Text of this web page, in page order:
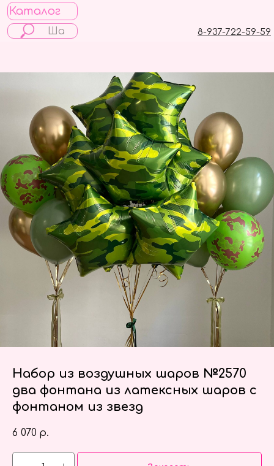
Каталог
8-937-722-59-59
Набор из воздушных шаров №2570
два фонтана из латексных шаров с
фонтаном из звезд
6 070 р.